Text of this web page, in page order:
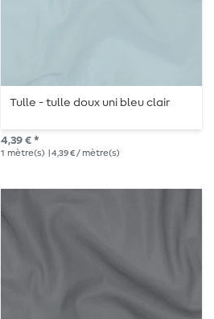
Tulle - tulle doux uni bleu clair
4,39 € *
1 mètre(s) | 4,39 € / mètre(s)